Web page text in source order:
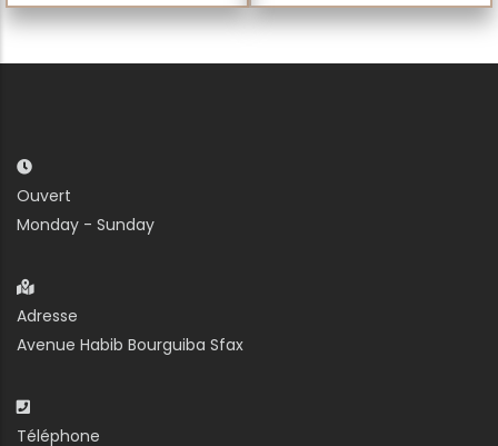
Ouvert
Monday - Sunday
Adresse
Avenue Habib Bourguiba Sfax
Téléphone